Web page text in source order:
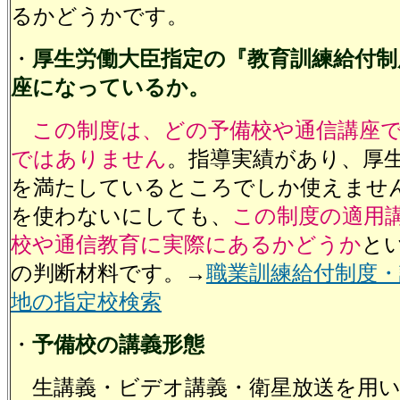
るかどうかです。
・ 厚生労働大臣指定の『教育訓練給付
座になっているか。
この制度は、どの予備校や通信講座
ではありません。指導実績があり、厚
を満たしているところでしか使えませ
を使わないにしても、 この制度の適用
校や通信教育に実際にあるかどうかと
の判断材料です。→職業訓練給付制度
地の指定校検索
・ 予備校の講義形態
生講義・ビデオ講義・衛星放送を用